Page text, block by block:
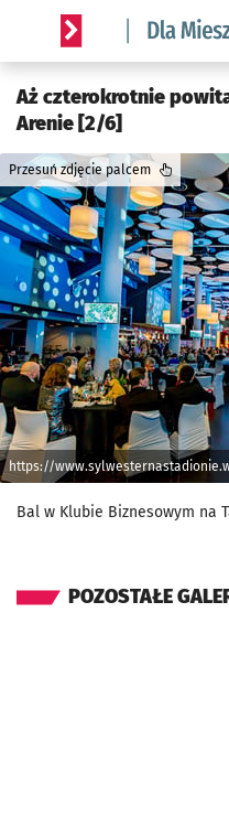
Serwis informacyjny
Aż czterokrotnie
Arenie [2/6]
https://
Przesuń zdjęcie palcem
Bal w Klubie Biznesowym na
POZOSTAŁE